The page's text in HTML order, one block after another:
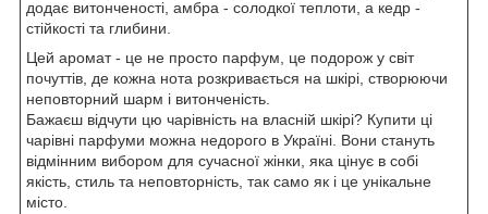
додає витонченості, амбра - солодкої теплоти, а кедр -
стійкості та глибини.
Цей аромат - це не просто парфум, це подорож у світ
почуттів, де кожна нота розкривається на шкірі, створюючи
неповторний шарм і витонченість.
Бажаєш відчути цю чарівність на власній шкірі? Купити ці
чарівні парфуми можна недорого в Україні. Вони стануть
відмінним вибором для сучасної жінки, яка цінує в собі
якість, стиль та неповторність, так само як і це унікальне
місто.